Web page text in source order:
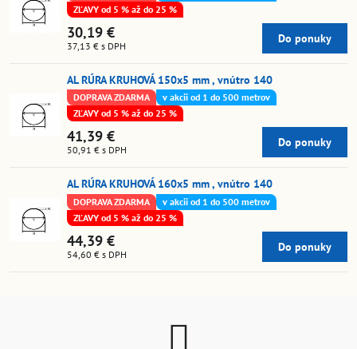
ZĽAVY od 5 % až do 25 %
30,19 €
37,13 € s DPH
Do ponuky
AL RÚRA KRUHOVÁ 150x5 mm , vnútro 140
DOPRAVA ZDARMA
v akcii od 1 do 500 metrov
ZĽAVY od 5 % až do 25 %
41,39 €
50,91 € s DPH
Do ponuky
AL RÚRA KRUHOVÁ 160x5 mm , vnútro 140
DOPRAVA ZDARMA
v akcii od 1 do 500 metrov
ZĽAVY od 5 % až do 25 %
44,39 €
54,60 € s DPH
Do ponuky